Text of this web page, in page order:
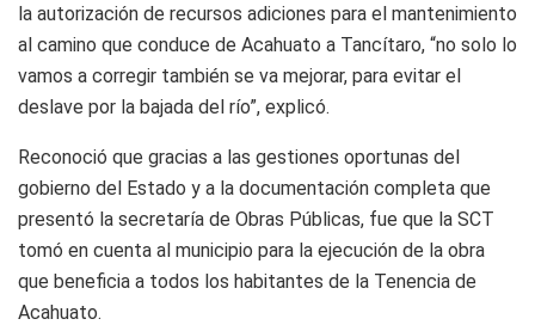
la autorización de recursos adiciones para el mantenimiento
al camino que conduce de Acahuato a Tancítaro, “no solo lo
vamos a corregir también se va mejorar, para evitar el
deslave por la bajada del río”, explicó.
Reconoció que gracias a las gestiones oportunas del
gobierno del Estado y a la documentación completa que
presentó la secretaría de Obras Públicas, fue que la SCT
tomó en cuenta al municipio para la ejecución de la obra
que beneficia a todos los habitantes de la Tenencia de
Acahuato.